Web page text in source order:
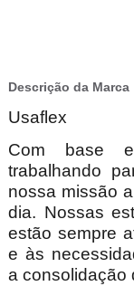
Descrição da Marca
Usaflex
Com base
trabalhando
nossa missão
dia. Nossas
estão sempre
e às
a consolidação